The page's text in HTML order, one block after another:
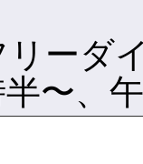
ーダ
半〜、